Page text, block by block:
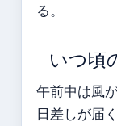
る。
いつ頃
午前中は風
日差しが届